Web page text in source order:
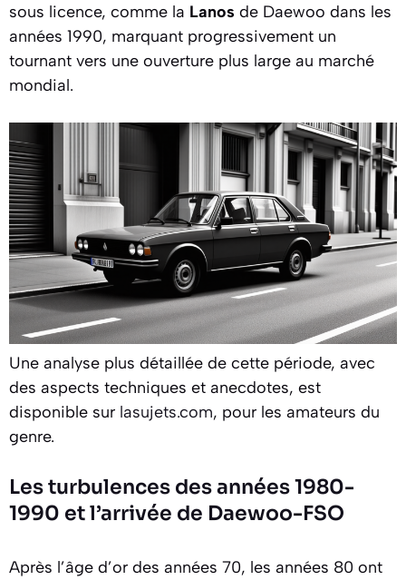
sous licence, comme la Lanos de Daewoo dans les
années 1990, marquant progressivement un
tournant vers une ouverture plus large au marché
mondial.
Une analyse plus détaillée de cette période, avec
des aspects techniques et anecdotes, est
disponible sur lasujets.com, pour les amateurs du
genre.
Les turbulences des années 1980-
1990 et l’arrivée de Daewoo-FSO
Après l’âge d’or des années 70, les années 80 ont